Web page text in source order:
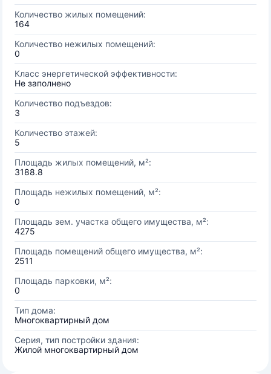
Количество жилых помещений:
164
Количество нежилых помещений:
0
Класс энергетической эффективности:
Не заполнено
Количество подъездов:
3
Количество этажей:
5
Площадь жилых помещений, м²:
3188.8
Площадь нежилых помещений, м²:
0
Площадь зем. участка общего имущества, м²:
4275
Площадь помещений общего имущества, м²:
2511
Площадь парковки, м²:
0
Тип дома:
Многоквартирный дом
Серия, тип постройки здания:
Жилой многоквартирный дом